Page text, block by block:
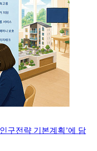
구전략 기본계획’에 담